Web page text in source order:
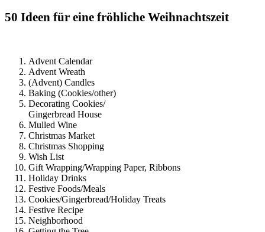
50 Ideen für eine fröhliche Weihnachtszeit
Advent Calendar
Advent Wreath
(Advent) Candles
Baking (Cookies/other)
Decorating Cookies/
Gingerbread House
Mulled Wine
Christmas Market
Christmas Shopping
Wish List
Gift Wrapping/Wrapping Paper, Ribbons
Holiday Drinks
Festive Foods/Meals
Cookies/Gingerbread/Holiday Treats
Festive Recipe
Neighborhood